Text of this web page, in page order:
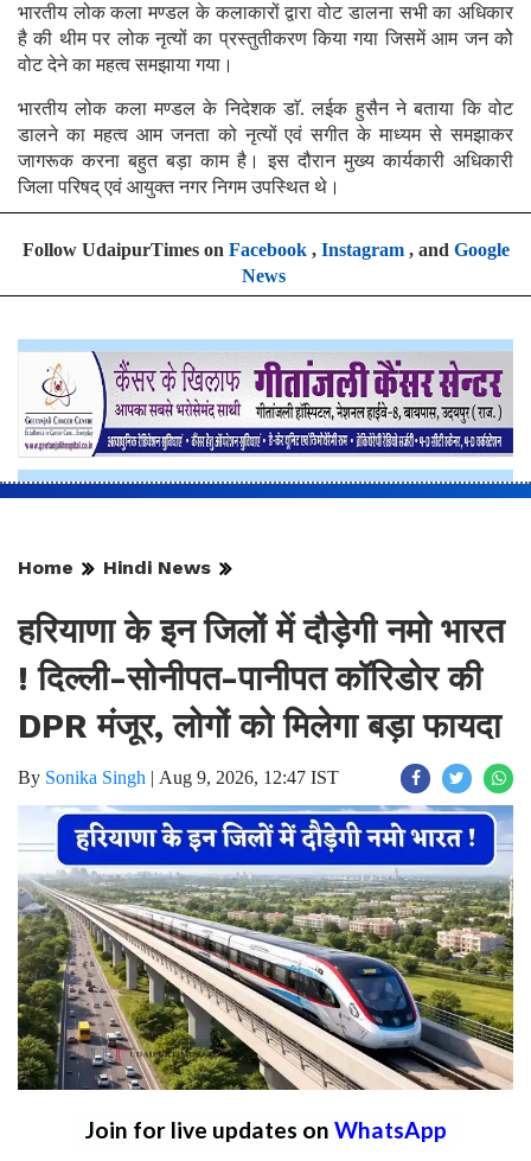
भारतीय लोक कला मण्डल के कलाकारों द्वारा वोट डालना सभी का अधिकार
है की थीम पर लोक नृत्यों का प्रस्तुतीकरण किया गया जिसमें आम जन कोे
वोट देने का महत्व समझाया गया।
भारतीय लोक कला मण्डल के निदेशक डाॅ. लईक हुसैन ने बताया कि वोट
डालने का महत्व आम जनता को नृत्यों एवं सगीत के माध्यम से समझाकर
जागरूक करना बहुत बड़ा काम है। इस दौरान मुख्य कार्यकारी अधिकारी
जिला परिषद् एवं आयुक्त नगर निगम उपस्थित थे।
Follow UdaipurTimes on Facebook, Instagram, and Google
News
Home Hindi News
हरियाणा के इन जिलों में दौड़ेगी नमो भारत
! दिल्ली-सोनीपत-पानीपत कॉरिडोर की
DPR मंजूर, लोगों को मिलेगा बड़ा फायदा
By Sonika Singh | Aug 9, 2026, 12:47 IST
Join for live updates on WhatsApp